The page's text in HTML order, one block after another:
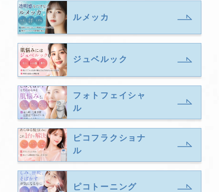
ルメッカ
ジュベルック
フォトフェイシャ
ル
ピコフラクショナ
ル
ピコトーニング